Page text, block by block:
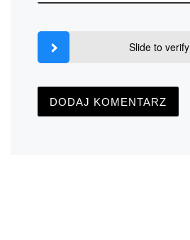
Slide to verify